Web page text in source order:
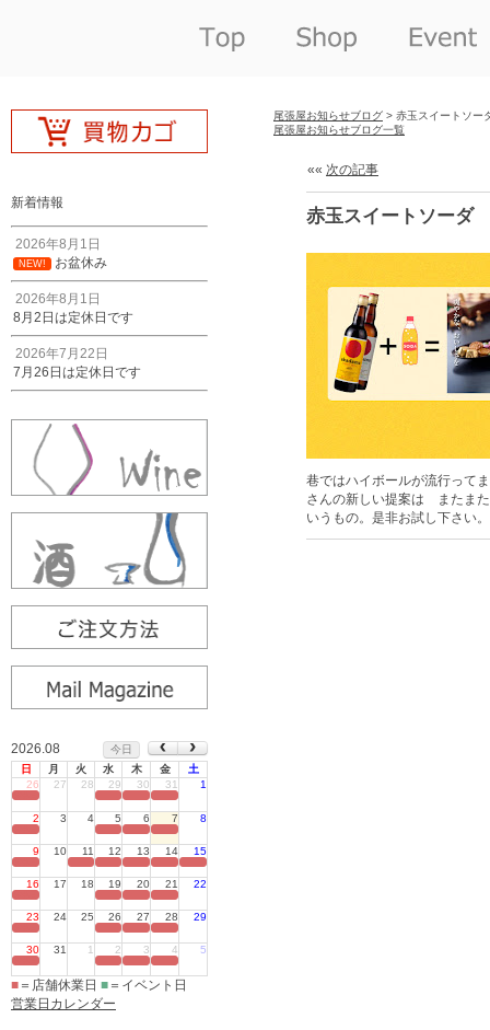
新着情報
2026年8月1日
NEW! お盆休み
2026年8月1日
8月2日は定休日です
2026年7月22日
7月26日は定休日です
2026.08
今日
日
月 火 水 木 金
土
26
27 28 29 30 31 1
2 3 4 5 6 7 8
9 10 11 12 13 14 15
16 17 18 19 20 21 22
23 24 25 26 27 28 29
30 31 1 2 3 4 5
■ ＝店舗休業日 ■ ＝イベント日
営業日カレンダー
尾張屋お知らせブログ > 赤玉スイートソー
尾張屋お知らせブログ一覧
«« 次の記事
赤玉スイートソーダ
巷ではハイボールが流行って
さんの新しい提案は またま
いうもの。是非お試し下さい。